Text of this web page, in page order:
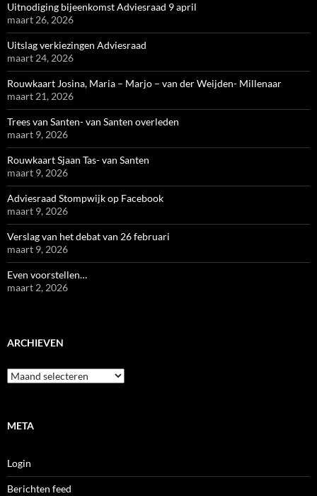
Uitnodiging bijeenkomst Adviesraad 9 april
maart 26, 2026
Uitslag verkiezingen Adviesraad
maart 24, 2026
Rouwkaart Josina, Maria – Marjo – van der Weijden- Millenaar
maart 21, 2026
Trees van Santen- van Santen overleden
maart 9, 2026
Rouwkaart Sjaan Tas- van Santen
maart 9, 2026
Adviesraad Stompwijk op Facebook
maart 9, 2026
Verslag van het debat van 26 februari
maart 9, 2026
Even voorstellen…
maart 2, 2026
ARCHIEVEN
Archieven
META
Login
Berichten feed